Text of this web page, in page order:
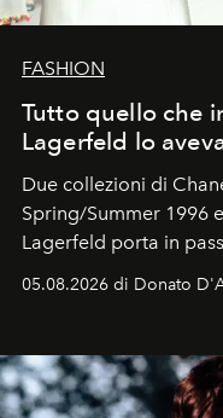
FASHION
Tutto quello che
Lagerfeld lo
Due collezioni di
Spring/Summer 1996
Lagerfeld porta in
logomania pensata
Kate, Claudia e Carla
uno dei documenti
05.08.2026 di Donato